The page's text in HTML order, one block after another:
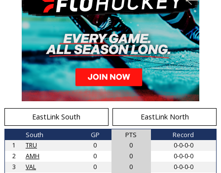
EastLink South EastLink North
South GP PTS Record
1 TRU 0 0
0-0-0-0
2
AMH 0 0
0-0-0-0
3
VAL 0 0
0-0-0-0